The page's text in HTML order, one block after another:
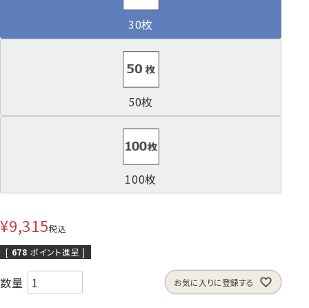
30枚
50枚
100枚
¥9,315税込
[ 678 ポイント進呈 ]
お気に入りに登録する